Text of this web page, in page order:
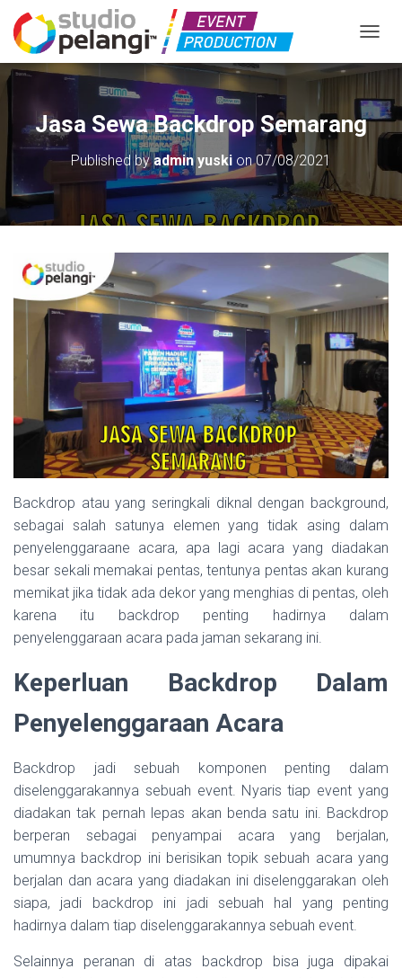
Jasa Sewa Backdrop Semarang
Published byadmin yuski on07/08/2021
Backdrop atau yang seringkali diknal dengan background,
sebagai salah satunya elemen yang tidak asing dalam
penyelenggaraane acara, apa lagi acara yang diadakan
besar sekali memakai pentas, tentunya pentas akan kurang
memikat jika tidak ada dekor yang menghias di pentas, oleh
karena itu backdrop penting hadirnya dalam
penyelenggaraan acara pada jaman sekarang ini.
Keperluan Backdrop Dalam
Penyelenggaraan Acara
Backdrop jadi sebuah komponen penting dalam
diselenggarakannya sebuah event. Nyaris tiap event yang
diadakan tak pernah lepas akan benda satu ini. Backdrop
berperan sebagai penyampai acara yang berjalan,
umumnya backdrop ini berisikan topik sebuah acara yang
berjalan dan acara yang diadakan ini diselenggarakan oleh
siapa, jadi backdrop ini jadi sebuah hal yang penting
hadirnya dalam tiap diselenggarakannya sebuah event.
Selainnya peranan di atas backdrop bisa juga dipakai